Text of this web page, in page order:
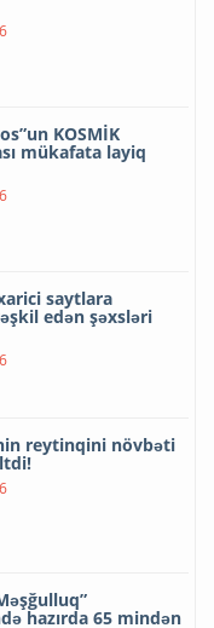
KOSMİK
mükafata layiq
saytlara
edən şəxsləri
reytinqini növbəti
hazırda 65 mindən